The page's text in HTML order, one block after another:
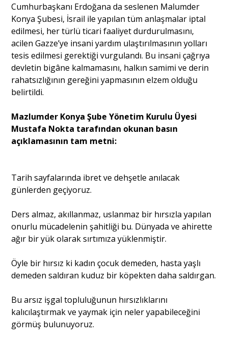
Cumhurbaşkanı Erdoğana da seslenen Malumder
Konya Şubesi, İsrail ile yapılan tüm anlaşmalar iptal
edilmesi, her türlü ticari faaliyet durdurulmasını,
acilen Gazze’ye insani yardım ulaştırılmasının yolları
tesis edilmesi gerektiği vurgulandı. Bu insani çağrıya
devletin bigâne kalmamasını, halkın samimi ve derin
rahatsızlığının gereğini yapmasının elzem olduğu
belirtildi.
Mazlumder Konya Şube Yönetim Kurulu Üyesi
Mustafa Nokta tarafından okunan basın
açıklamasının tam metni:
Tarih sayfalarında ibret ve dehşetle anılacak
günlerden geçiyoruz.
Ders almaz, akıllanmaz, uslanmaz bir hırsızla yapılan
onurlu mücadelenin şahitliği bu. Dünyada ve ahirette
ağır bir yük olarak sırtımıza yüklenmiştir.
Öyle bir hırsız ki kadın çocuk demeden, hasta yaşlı
demeden saldıran kuduz bir köpekten daha saldırgan.
Bu arsız işgal topluluğunun hırsızlıklarını
kalıcılaştırmak ve yaymak için neler yapabileceğini
görmüş bulunuyoruz.